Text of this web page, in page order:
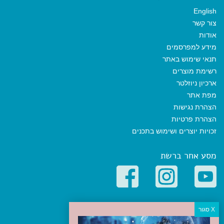
English
צור קשר
אודות
מידע למפרסמים
תנאי שימוש באתר
רשימת מוצרים
ארכיון ניוזלטר
מפת אתר
הצהרת נגישות
הצהרת פרטיות
זכויות יוצרים ושימוש בתכנים
מסע אחר ברשת
קטגוריות פופולריות